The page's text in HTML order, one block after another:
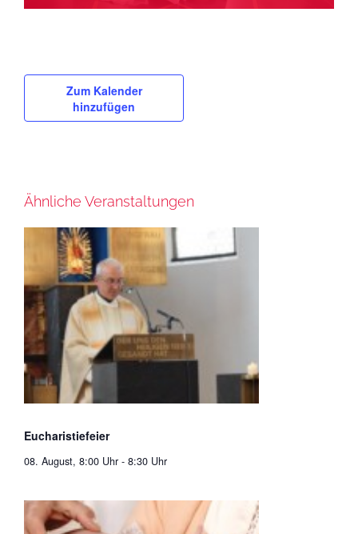
Zum Kalender
hinzufügen
Ähnliche Veranstaltungen
Eucharistiefeier
08. August, 8:00 Uhr - 8:30 Uhr